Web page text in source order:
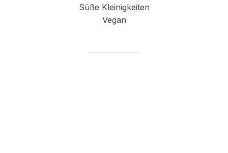
Süße Kleinigkeiten
Vegan